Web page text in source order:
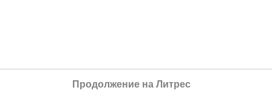
Продолжение на Литрес